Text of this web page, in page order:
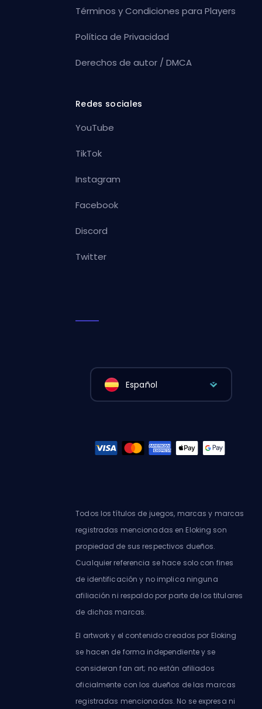
Términos y Condiciones para Players
Política de Privacidad
Derechos de autor / DMCA
Redes sociales
YouTube
TikTok
Instagram
Facebook
Discord
Twitter
Español
Todos los títulos de juegos, marcas y marcas
registradas mencionadas en Eloking son
propiedad de sus respectivos dueños.
Cualquier referencia se hace solo con fines
de identificación y no implica ninguna
afiliación ni respaldo por parte de los titulares
de dichas marcas.
El artwork y el contenido creados por Eloking
se hacen de forma independiente y se
consideran fan art; no están afiliados
oficialmente con los dueños de las marcas
registradas mencionadas. No se expresa ni